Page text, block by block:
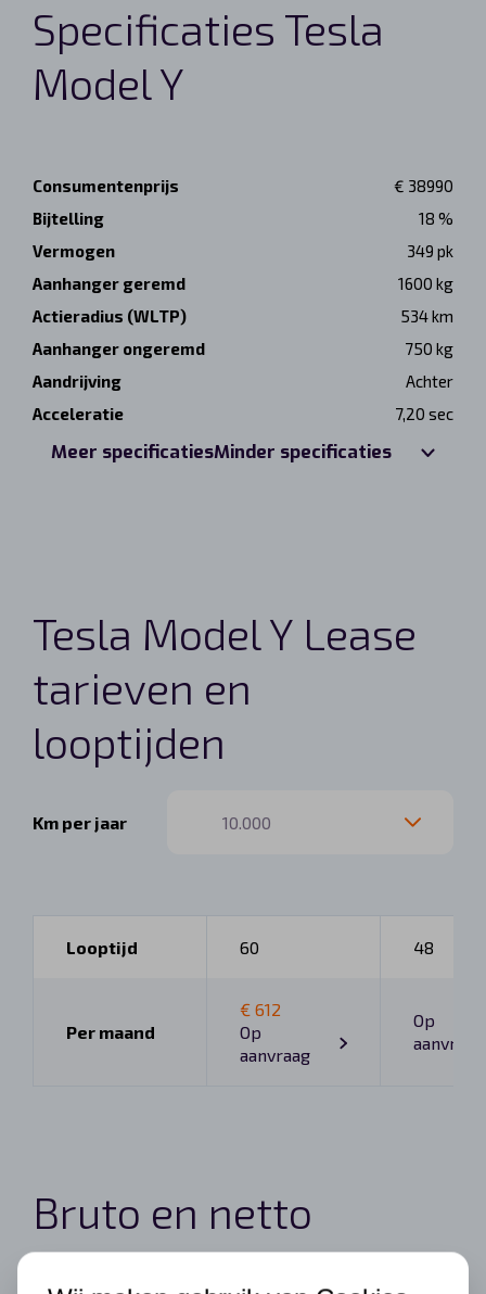
Specificaties Tesla
Model Y
Consumentenprijs
€ 38990
Bijtelling
18 %
Vermogen
349 pk
Aanhanger geremd
1600 kg
Actieradius (WLTP)
534 km
Aanhanger ongeremd
750 kg
Aandrijving
Achter
Acceleratie
7,20 sec
Meer specificatiesMinder specificaties
Tesla Model Y Lease
tarieven en
looptijden
Km per jaar
Looptijd 60 48
Per maand
€ 612
Op
aanvraag
Op
aanvraag
Bruto en netto
bijtelling